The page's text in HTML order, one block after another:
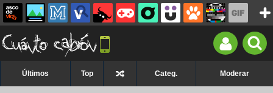
Últimos Top Categ. Moderar